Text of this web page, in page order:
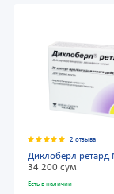
2 отзыва
Диклоберл
34 200 сум
Есть в наличии